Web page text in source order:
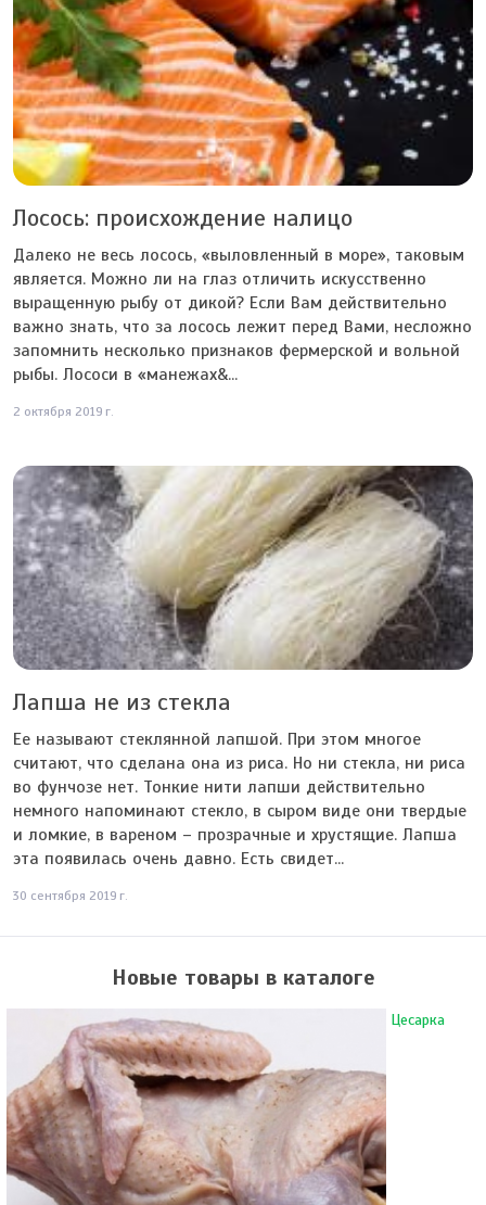
Лосось: происхождение налицо
Далеко не весь лосось, «выловленный в море», таковым
является. Можно ли на глаз отличить искусственно
выращенную рыбу от дикой? Если Вам действительно
важно знать, что за лосось лежит перед Вами, несложно
запомнить несколько признаков фермерской и вольной
рыбы. Лососи в «манежах&...
2 октября 2019 г.
Лапша не из стекла
Ее называют стеклянной лапшой. При этом многое
считают, что сделана она из риса. Но ни стекла, ни риса
во фунчозе нет. Тонкие нити лапши действительно
немного напоминают стекло, в сыром виде они твердые
и ломкие, в вареном – прозрачные и хрустящие. Лапша
эта появилась очень давно. Есть свидет...
30 сентября 2019 г.
Новые товары в каталоге
Цесарка